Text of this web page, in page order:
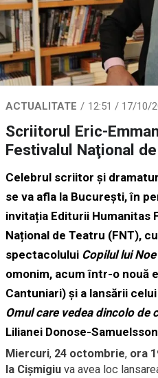
ACTUALITATE 12:51 / 17/10/
Scriitorul Eric-
Festivalul Naţional
Celebrul scriitor și
se va afla la București, în
invitația Editurii Humanitas
Național de Teatru (FNT),
spectacolului Copilul lui Noe
omonim, acum într-o nouă
Cantuniari) și a lansării
Omul care vedea dincolo de
Lilianei Donose-
Miercuri, 24 octombrie, ora
la Cișmigiu va avea loc